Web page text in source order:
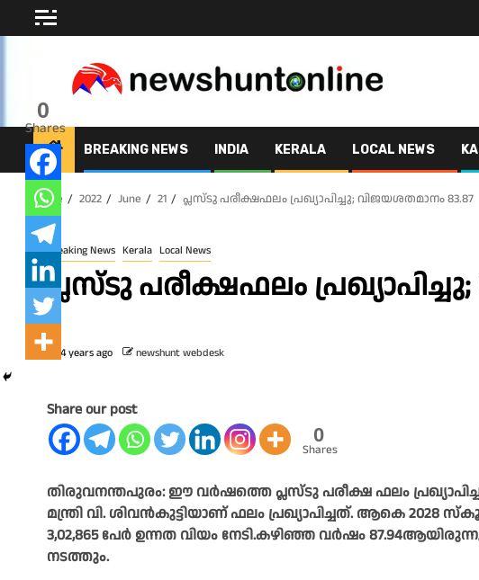
to
BREAKING NEWS INDIA KERALA LOCAL NEWS
Home 2022 June 21 പ്ലസ്ടു പരീക്ഷഫലം പ്രഖ്യാപിച്ചു; വിജയശതമാനം 83.87
Breaking News Kerala Local News
പ്ലസ്ടു പരീക്ഷഫലം
4 years ago newshunt webdesk
Share our post
0
Shares
തിരുവനന്തപുരം: ഈ വര്‍ഷത്തെ പ്ലസ്ടു പരീക്ഷ ഫലം പ്രഖ്യാപിച്ചു.
മന്ത്രി വി. ശിവൻകുട്ടിയാണ് ഫലം പ്രഖ്യാപിച്ചത്. ആകെ 2028
3,02,865 പേര്‍ ഉന്നത വിയം നേടി.കഴിഞ്ഞ വര്‍ഷം
നടത്തും.
0
Shares